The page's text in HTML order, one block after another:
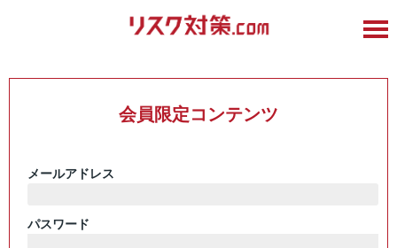
会員限定コンテンツ
メールアドレス
パスワード